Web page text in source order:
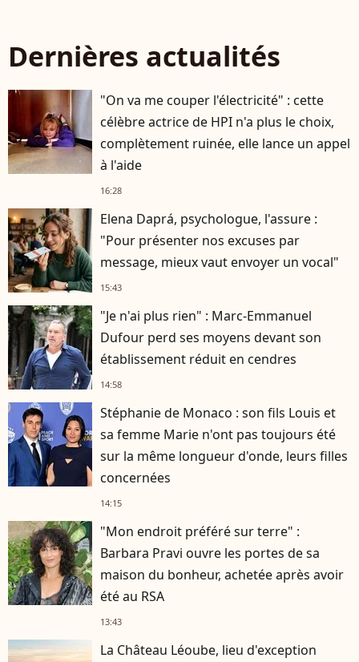
Dernières actualités
"On va me couper l'électricité" : cette
célèbre actrice de HPI n'a plus le choix,
complètement ruinée, elle lance un appel
à l'aide
16:28
Elena Daprá, psychologue, l'assure :
"Pour présenter nos excuses par
message, mieux vaut envoyer un vocal"
15:43
"Je n'ai plus rien" : Marc-Emmanuel
Dufour perd ses moyens devant son
établissement réduit en cendres
14:58
Stéphanie de Monaco : son fils Louis et
sa femme Marie n'ont pas toujours été
sur la même longueur d'onde, leurs filles
concernées
14:15
"Mon endroit préféré sur terre" :
Barbara Pravi ouvre les portes de sa
maison du bonheur, achetée après avoir
été au RSA
13:43
La Château Léoube, lieu d'exception